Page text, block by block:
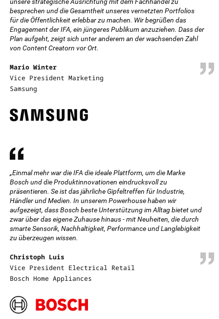
besprechen und die Gesamtheit unseres vernetzten Portfolios
für die Öffentlichkeit erlebbar zu machen. Wir begrüßen das
Engagement der IFA, ein jüngeres Publikum anzuziehen. Dass der
Plan aufgeht, zeigt sich unter anderem an der wachsenden Zahl
von Content Creatorn vor Ort.
Mario Winter
Vice President Marketing
Samsung
„Einmal mehr war die IFA die ideale Plattform, um die Marke
Bosch und die Produktinnovationen eindrucksvoll zu
präsentieren. Se ist das jährliche Gipfeltreffen für Industrie,
Händler und Medien. In unserem Powerhouse haben wir
aufgezeigt, dass Bosch beste Unterstützung im Alltag bietet und
zwar über das eigene Zuhause hinaus - mit Neuheiten, die durch
smarte Sensorik, Nachhaltigkeit, Performance und Langlebigkeit
zu überzeugen wissen.
Christoph Luis
Vice President Electrical Retail
Bosch Home Appliances